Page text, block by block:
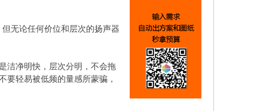
无论任何价位和层次的扬声器
洁净明快，层次分明，不会拖
要轻易被低频的量感所蒙骗，